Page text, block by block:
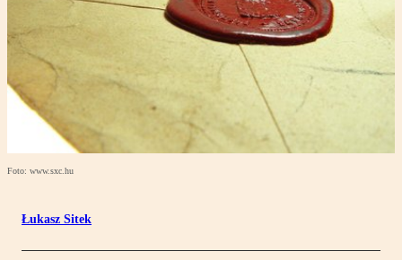
Foto: www.sxc.hu
Łukasz Sitek